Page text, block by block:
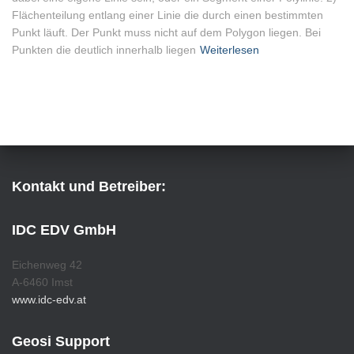
Flächenteilung entlang einer Linie die durch einen bestimmten
Punkt läuft. Der Punkt muss nicht auf dem Polygon liegen. Bei
Punkten die deutlich innerhalb liegen Weiterlesen
Kontakt und Betreiber:
IDC EDV GmbH
Eichenweg 42
A-6460 Imst
www.idc-edv.at
Geosi Support